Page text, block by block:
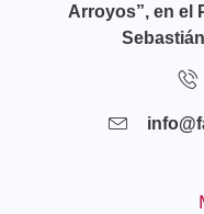
Arroyos”, en el